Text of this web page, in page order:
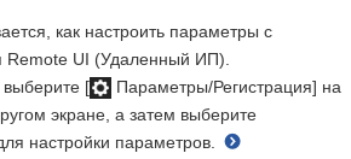
как настроить параметры с
Remote UI (Удаленный ИП).
[
Параметры/Регистрация] на
экране, а затем выберите
настройки параметров.